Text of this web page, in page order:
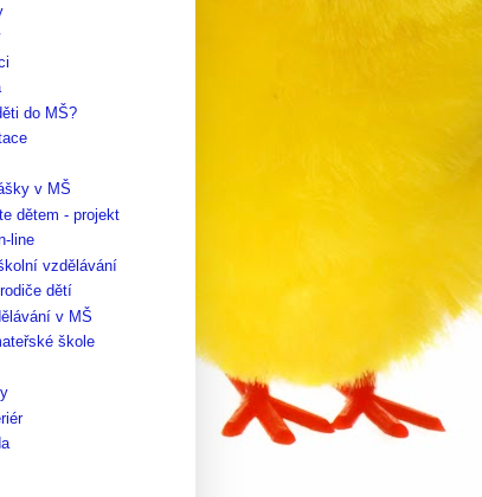
do MŠ?
v MŠ
dětem - projekt
line
vzdělávání
dětí
v MŠ
škole